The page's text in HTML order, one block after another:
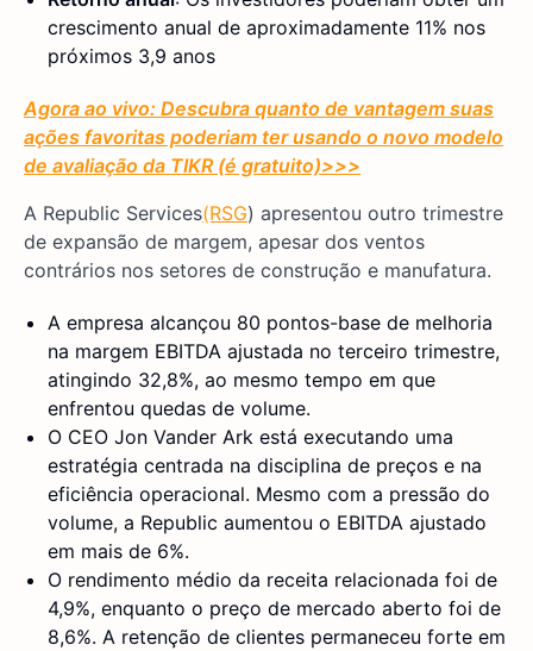
crescimento anual de aproximadamente 11% nos
próximos 3,9 anos
Agora ao vivo: Descubra quanto de vantagem suas
ações favoritas poderiam ter usando o novo modelo
de avaliação da TIKR (é gratuito)>>>
A Republic Services(RSG) apresentou outro trimestre
de expansão de margem, apesar dos ventos
contrários nos setores de construção e manufatura.
A empresa alcançou 80 pontos-base de melhoria
na margem EBITDA ajustada no terceiro trimestre,
atingindo 32,8%, ao mesmo tempo em que
enfrentou quedas de volume.
O CEO Jon Vander Ark está executando uma
estratégia centrada na disciplina de preços e na
eficiência operacional. Mesmo com a pressão do
volume, a Republic aumentou o EBITDA ajustado
em mais de 6%.
O rendimento médio da receita relacionada foi de
4,9%, enquanto o preço de mercado aberto foi de
8,6%. A retenção de clientes permaneceu forte em